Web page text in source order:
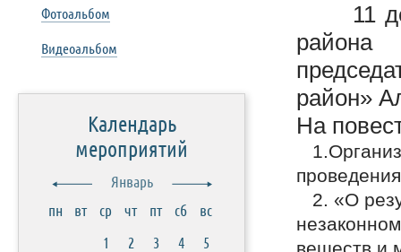
11
район»
На
2. «О
Фотоальбом
Видеоальбом
Календарь
мероприятий
Январь
пн
вт ср чт пт сб
вс
1
2 3 4
5